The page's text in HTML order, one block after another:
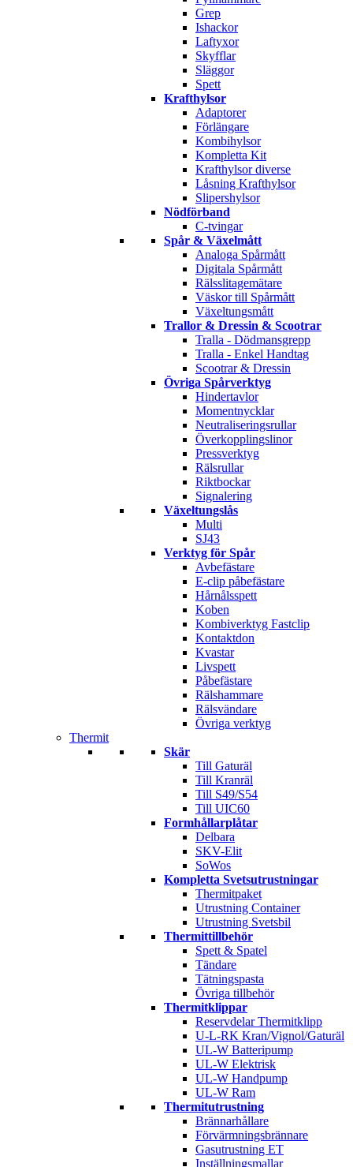
Grep
Ishackor
Laftyxor
Skyfflar
Släggor
Spett
Krafthylsor
Adaptorer
Förlängare
Kombihylsor
Kompletta Kit
Krafthylsor diverse
Låsning Krafthylsor
Slipershylsor
Nödförband
C-tvingar
Spår & Växelmått
Analoga Spårmått
Digitala Spårmått
Rälsslitagemätare
Väskor till Spårmått
Växeltungsmått
Trallor & Dressin & Scootrar
Tralla - Dödmansgrepp
Tralla - Enkel Handtag
Scootrar & Dressin
Övriga Spårverktyg
Hindertavlor
Momentnycklar
Neutraliseringsrullar
Överkopplingslinor
Pressverktyg
Rälsrullar
Riktbockar
Signalering
Växeltungslås
Multi
SJ43
Verktyg för Spår
Avbefästare
E-clip påbefästare
Hårnålsspett
Koben
Kombiverktyg Fastclip
Kontaktdon
Kvastar
Livspett
Påbefästare
Rälshammare
Rälsvändare
Övriga verktyg
Thermit
Skär
Till Gaturäl
Till Kranräl
Till S49/S54
Till UIC60
Formhållarplåtar
Delbara
SKV-Elit
SoWos
Kompletta Svetsutrustningar
Thermitpaket
Utrustning Container
Utrustning Svetsbil
Thermittillbehör
Spett & Spatel
Tändare
Tätningspasta
Övriga tillbehör
Thermitklippar
Reservdelar Thermitklipp
U-L-RK Kran/Vignol/Gaturäl
UL-W Batteripump
UL-W Elektrisk
UL-W Handpump
UL-W Ram
Thermitutrustning
Brännarhållare
Förvärmningsbrännare
Gasutrustning ET
Inställningsmallar